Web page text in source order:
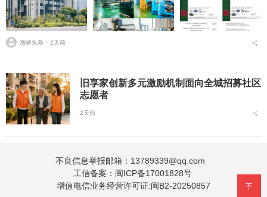
海峡头条 ⋅ 2天前
旧享家创新多元激励机制面向全城招募社区
志愿者
2天前
不良信息举报邮箱：13789339@qq.com
工信备案： 闽ICP备17001828号
增值电信业务经营许可证:闽B2-20250857